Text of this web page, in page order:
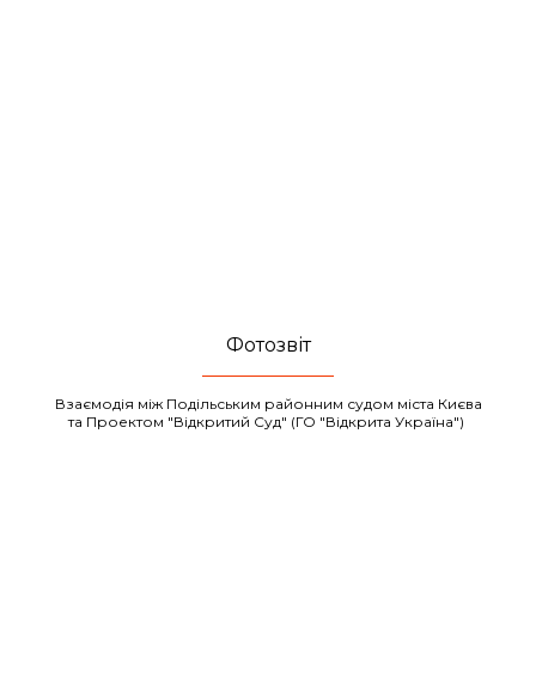
Фотозвіт
Взаємодія між Подільським районним судом міста Києва
та Проектом "Відкритий Суд" (ГО "Відкрита Україна")